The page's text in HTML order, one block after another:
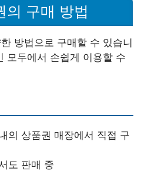
의 구매 방법
방법으로 구매할 수 있습니
모두에서 손쉽게 이용할 수
의 상품권 매장에서 직접 구
도 판매 중